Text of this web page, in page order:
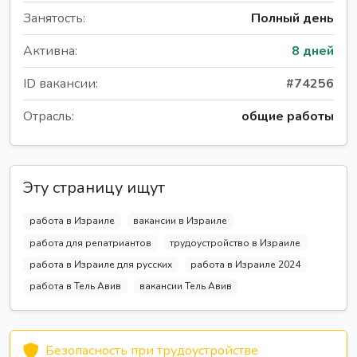
Занятость:
Полный день
Активна:
8 дней
ID вакансии:
#74256
Отрасль:
общие работы
Эту страницу ищут
работа в Израиле
вакансии в Израиле
работа для репатриантов
трудоустройство в Израиле
работа в Израиле для русских
работа в Израиле 2024
работа в Тель Авив
вакансии Тель Авив
Безопасность при трудоустройстве